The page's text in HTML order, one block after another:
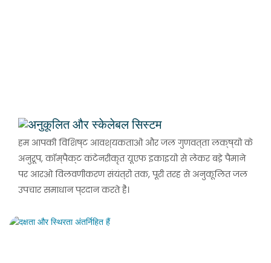
अनुकूलित और स्केलेबल सिस्टम
हम आपकी विशिष्ट आवश्यकताओं और जल गुणवत्ता लक्ष्यों के
अनुरूप, कॉम्पैक्ट कंटेनरीकृत यूएफ इकाइयों से लेकर बड़े पैमाने
पर आरओ विलवणीकरण संयंत्रों तक, पूरी तरह से अनुकूलित जल
उपचार समाधान प्रदान करते हैं।